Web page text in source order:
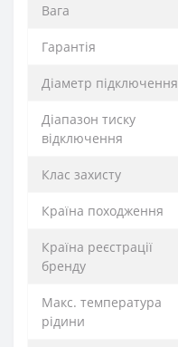
Вага
Гарантія
Діаметр підключення
Діапазон тиску
відключення
Клас захисту
Країна походження
Країна реєстрації
бренду
Макс. температура
рідини